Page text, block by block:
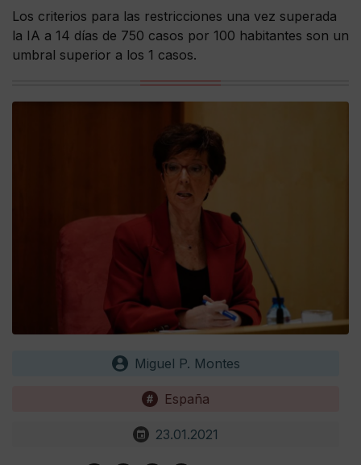
Los criterios para las restricciones una vez superada
la IA a 14 días de 750 casos por 100 habitantes son un
umbral superior a los 1 casos.
Miguel P. Montes
España
23.01.2021